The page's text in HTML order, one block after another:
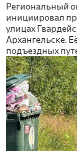
Региональный
инициировал
улицах
Архангельске.
подъездных